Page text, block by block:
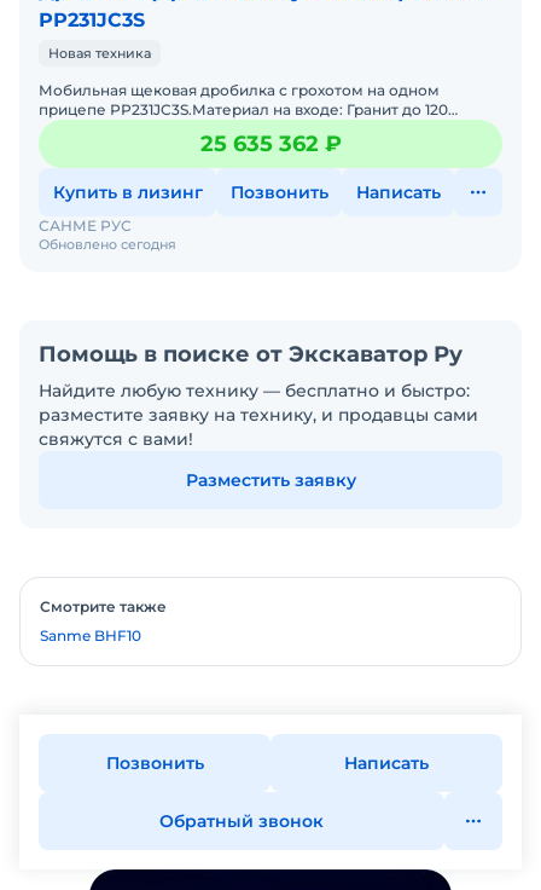
РР231JC3S
Новая техника
Мобильная щековая дробилка с грохотом на одном
прицепе РР231JC3S.Материал на входе: Гранит до 120
МПаВходящий размер до 500ммНа выходе фракции:0-
40,40-70ммПроиз
25 635 362 ₽
Купить в лизинг Позвонить Написать
Обновлено сегодня
САНМЕ РУС
Помощь в поиске от Экскаватор Ру
Найдите любую технику — бесплатно и быстро:
разместите заявку на технику, и продавцы сами
свяжутся с вами!
Разместить заявку
Смотрите также
Sanme BHF10
Позвонить Написать
Обратный звонок